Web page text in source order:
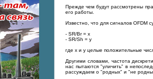
Прежде чем будут рассмотрены
его работы.
Известно, что для сигналов OFDM
- SR/Br = x
- SR/Sh = y
где x и y целые положительные
Другими словами, частота
нас пытаются "уличить" в
рассуждаем о "родных" и "не